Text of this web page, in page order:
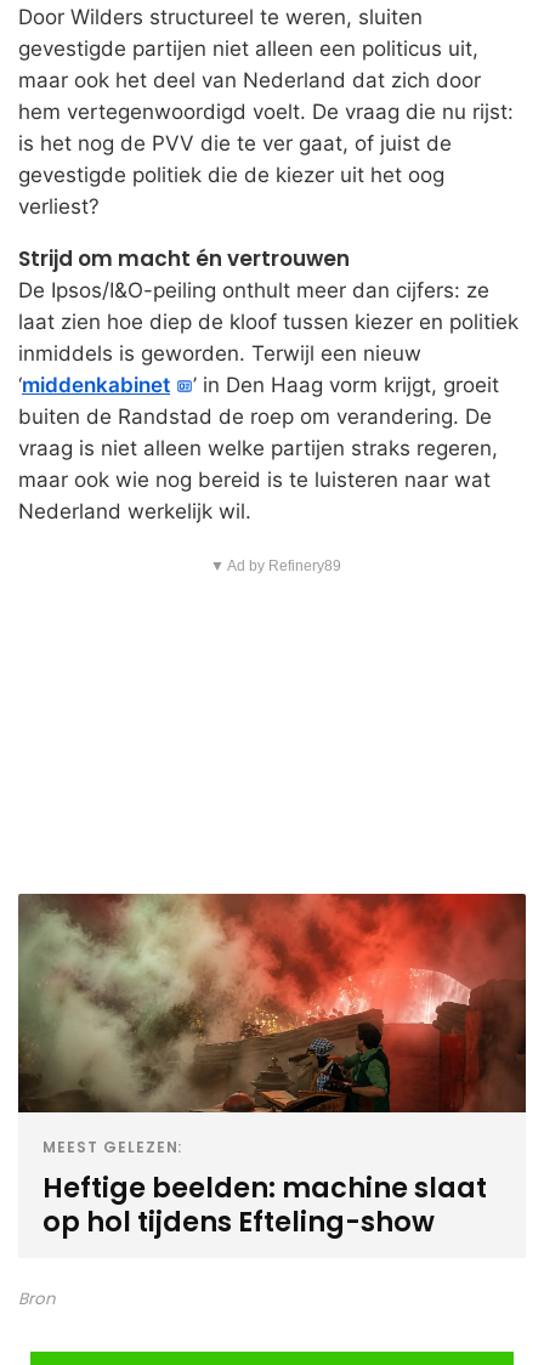
Door Wilders structureel te weren, sluiten
gevestigde partijen niet alleen een politicus uit,
maar ook het deel van Nederland dat zich door
hem vertegenwoordigd voelt. De vraag die nu rijst:
is het nog de PVV die te ver gaat, of juist de
gevestigde politiek die de kiezer uit het oog
verliest?
Strijd om macht én vertrouwen
De Ipsos/I&O-peiling onthult meer dan cijfers: ze
laat zien hoe diep de kloof tussen kiezer en politiek
inmiddels is geworden. Terwijl een nieuw
‘middenkabinet
’ in Den Haag vorm krijgt, groeit
buiten de Randstad de roep om verandering. De
vraag is niet alleen welke partijen straks regeren,
maar ook wie nog bereid is te luisteren naar wat
Nederland werkelijk wil.
▼ Ad by Refinery89
MEEST GELEZEN:
Heftige beelden: machine slaat
op hol tijdens Efteling-show
Bron